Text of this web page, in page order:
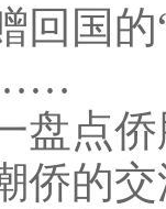
回国
……
点侨
侨的